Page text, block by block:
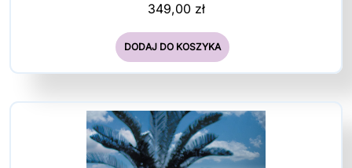
349,00 zł
DODAJ DO KOSZYKA